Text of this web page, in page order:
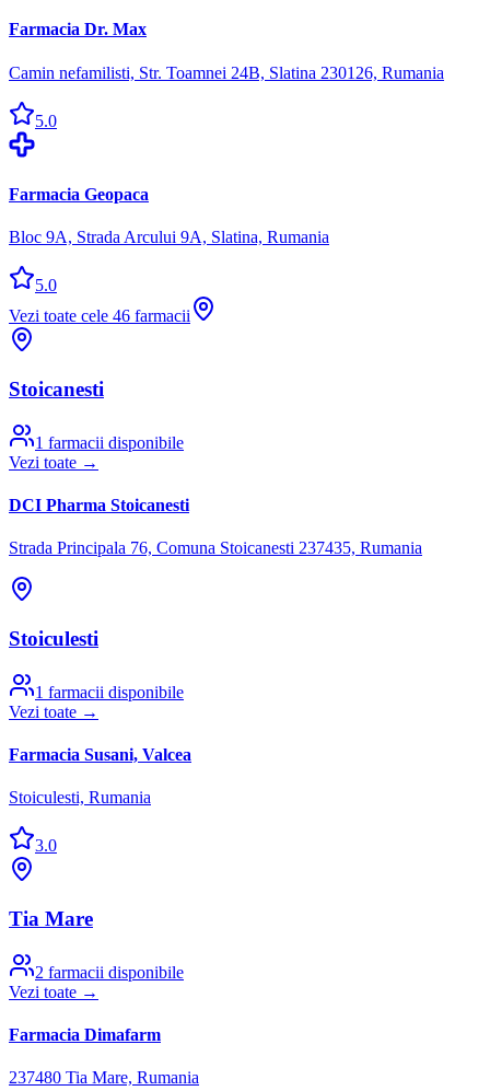
Farmacia Dr. Max
Camin nefamilisti, Str. Toamnei 24B, Slatina 230126, Rumania
5.0
Farmacia Geopaca
Bloc 9A, Strada Arcului 9A, Slatina, Rumania
5.0
Vezi toate cele 46 farmacii
Stoicanesti
1 farmacii disponibile
Vezi toate →
DCI Pharma Stoicanesti
Strada Principala 76, Comuna Stoicanesti 237435, Rumania
Stoiculesti
1 farmacii disponibile
Vezi toate →
Farmacia Susani, Valcea
Stoiculesti, Rumania
3.0
Tia Mare
2 farmacii disponibile
Vezi toate →
Farmacia Dimafarm
237480 Tia Mare, Rumania